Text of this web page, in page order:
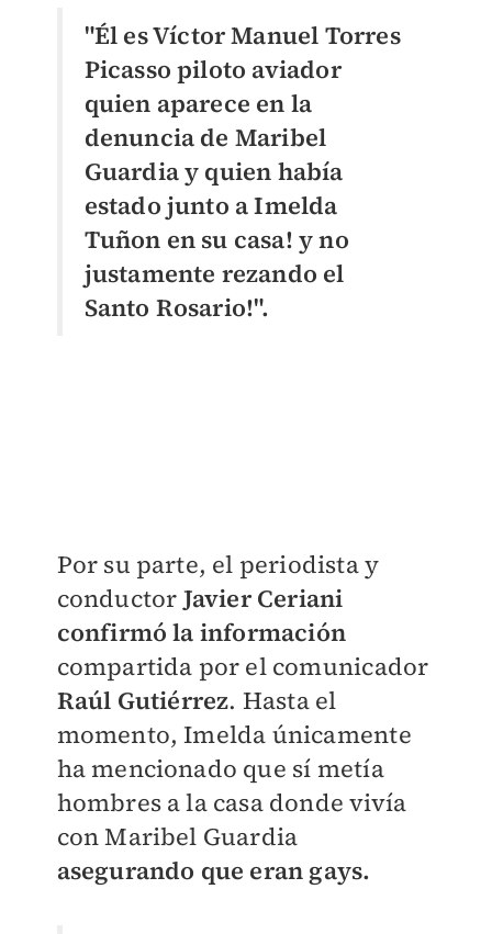
"Él es Víctor Manuel Torres
Picasso piloto aviador
quien aparece en la
denuncia de Maribel
Guardia y quien había
estado junto a Imelda
Tuñon en su casa! y no
justamente rezando el
Santo Rosario!".
Por su parte, el periodista y
conductor Javier Ceriani
confirmó la información
compartida por el comunicador
Raúl Gutiérrez. Hasta el
momento, Imelda únicamente
ha mencionado que sí metía
hombres a la casa donde vivía
con Maribel Guardia
asegurando que eran gays.